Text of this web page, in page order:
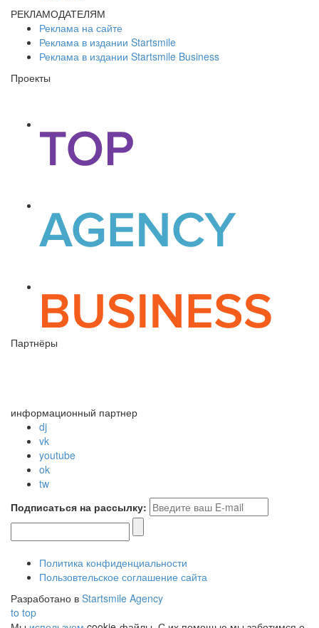
РЕКЛАМОДАТЕЛЯМ
Реклама на сайте
Реклама в издании Startsmile
Реклама в издании Startsmile Business
Проекты
Партнёры
информационный партнер
dj
vk
youtube
ok
tw
Подписаться на рассылку:
Политика конфиденциальности
Пользовтельское соглашение сайта
Разработано в Startsmile Agency
to top